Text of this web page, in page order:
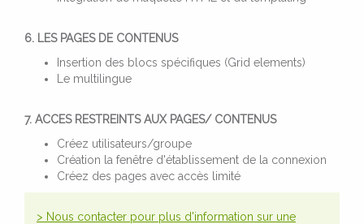
6. LES PAGES DE CONTENUS
Insertion des blocs spécifiques (Grid elements)
Le multilingue
7. ACCES RESTREINTS AUX PAGES/ CONTENUS
Créez utilisateurs/groupe
Création la fenêtre d'établissement de la connexion
Créez des pages avec accès limité
> Nous contacter pour plus d'information sur une